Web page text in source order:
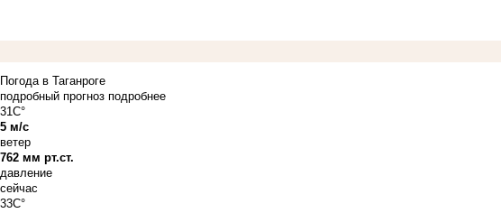
Погода в Таганроге
подробный прогноз подробнее
31C°
5 м/с
ветер
762 мм рт.ст.
давление
сейчас
33C°